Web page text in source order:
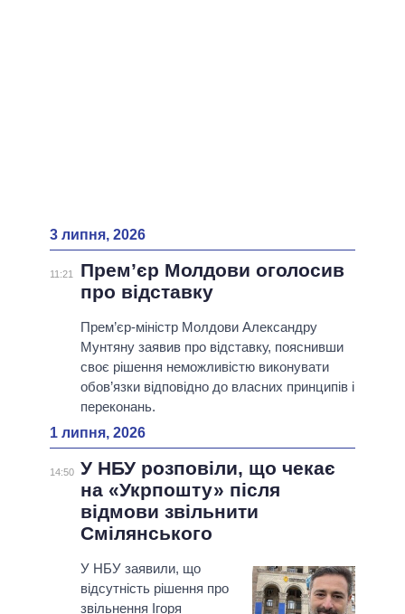
3 липня, 2026
11:21
Прем’єр Молдови оголосив
про відставку
Прем’єр-міністр Молдови Александру
Мунтяну заявив про відставку, пояснивши
своє рішення неможливістю виконувати
обов’язки відповідно до власних принципів і
переконань.
1 липня, 2026
14:50 У НБУ розповіли, що чекає
на «Укрпошту» після
відмови звільнити
Смілянського
У НБУ заявили, що
відсутність рішення про
звільнення Ігоря